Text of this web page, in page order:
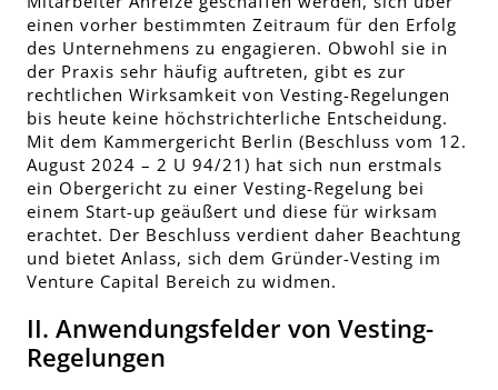
einen vorher bestimmten Zeitraum für den Erfolg
des Unternehmens zu engagieren. Obwohl sie in
der Praxis sehr häufig auftreten, gibt es zur
rechtlichen Wirksamkeit von Vesting-Regelungen
bis heute keine höchstrichterliche Entscheidung.
Mit dem Kammergericht Berlin (Beschluss vom 12.
August 2024 – 2 U 94/21) hat sich nun erstmals
ein Obergericht zu einer Vesting-Regelung bei
einem Start-up geäußert und diese für wirksam
erachtet. Der Beschluss verdient daher Beachtung
und bietet Anlass, sich dem Gründer-Vesting im
Venture Capital Bereich zu widmen.
II. Anwendungsfelder von Vesting-
Regelungen